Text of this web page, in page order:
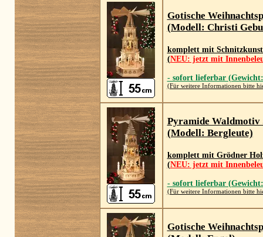
Gotische
(Modell: Christi
komplett mit
(NEU: jetzt mit
- sofort lieferbar
(Für weitere Informationen bitte
Pyramide Waldmotiv
(Modell: Bergleute)
komplett mit Grödner
(NEU: jetzt mit
- sofort lieferbar
(Für weitere Informationen bitte
Gotische